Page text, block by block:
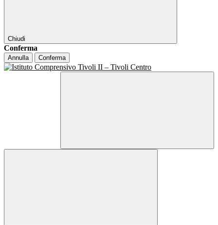
Chiudi
Conferma
Annulla Conferma